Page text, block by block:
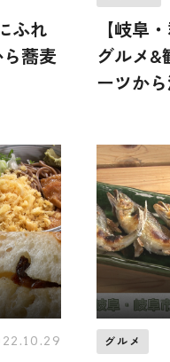
ふれ
蕎麦
【岐阜
グルメ&
ーツか
グルメ